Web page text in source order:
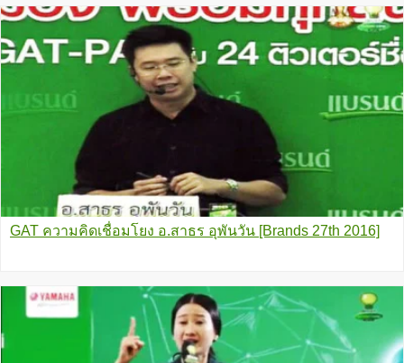
GAT ความคิดเชื่อมโยง อ.สาธร อุพันวัน [Brands 27th 2016]